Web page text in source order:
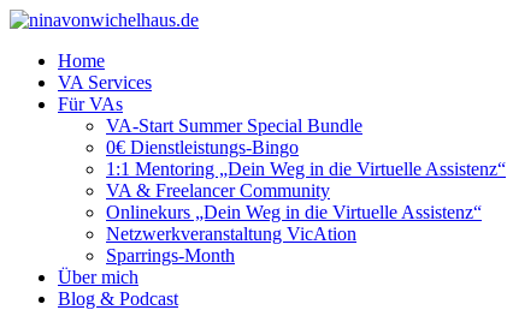
Home
VA Services
Für VAs
VA-Start Summer Special Bundle
0€ Dienstleistungs-Bingo
1:1 Mentoring „Dein Weg in die Virtuelle Assistenz“
VA & Freelancer Community
Onlinekurs „Dein Weg in die Virtuelle Assistenz“
Netzwerkveranstaltung VicAtion
Sparrings-Month
Über mich
Blog & Podcast